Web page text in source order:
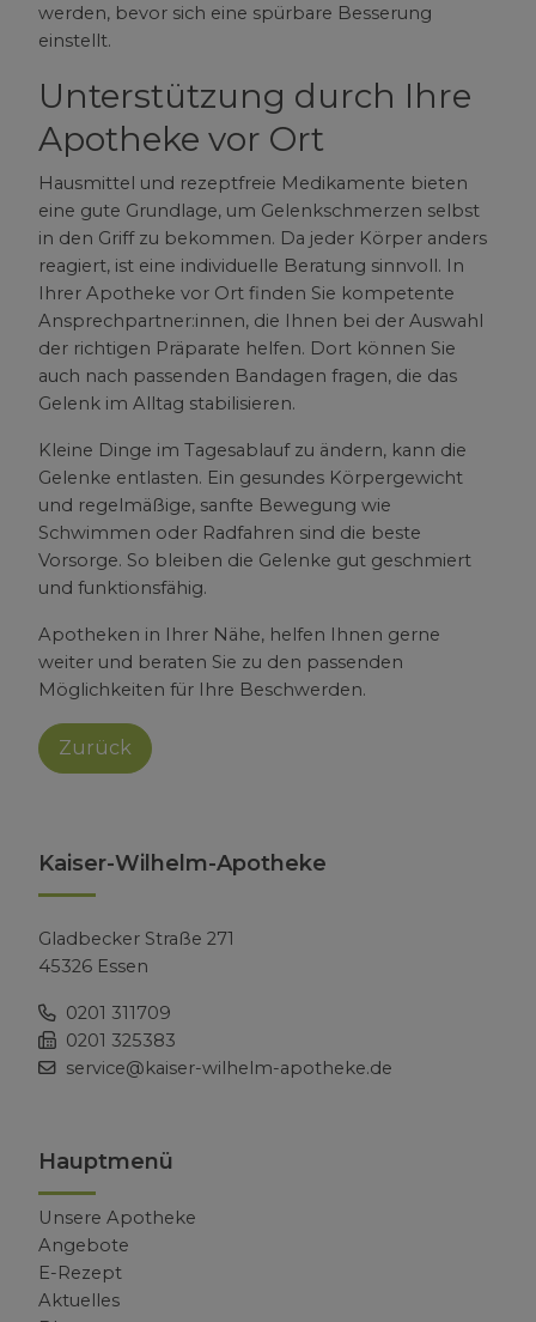
Zurück
werden, bevor sich eine spürbare Besserung
einstellt.
Unterstützung durch Ihre
Apotheke vor Ort
Hausmittel und rezeptfreie Medikamente bieten
eine gute Grundlage, um Gelenkschmerzen selbst
in den Griff zu bekommen. Da jeder Körper anders
reagiert, ist eine individuelle Beratung sinnvoll. In
Ihrer Apotheke vor Ort finden Sie kompetente
Ansprechpartner:innen, die Ihnen bei der Auswahl
der richtigen Präparate helfen. Dort können Sie
auch nach passenden Bandagen fragen, die das
Gelenk im Alltag stabilisieren.
Kleine Dinge im Tagesablauf zu ändern, kann die
Gelenke entlasten. Ein gesundes Körpergewicht
und regelmäßige, sanfte Bewegung wie
Schwimmen oder Radfahren sind die beste
Vorsorge. So bleiben die Gelenke gut geschmiert
und funktionsfähig.
Apotheken in Ihrer Nähe, helfen Ihnen gerne
weiter und beraten Sie zu den passenden
Möglichkeiten für Ihre Beschwerden.
Kaiser-Wilhelm-Apotheke
Gladbecker Straße 271
45326 Essen
0201 311709
0201 325383
service@kaiser-wilhelm-apotheke.de
Hauptmenü
Unsere Apotheke
Angebote
E-Rezept
Aktuelles